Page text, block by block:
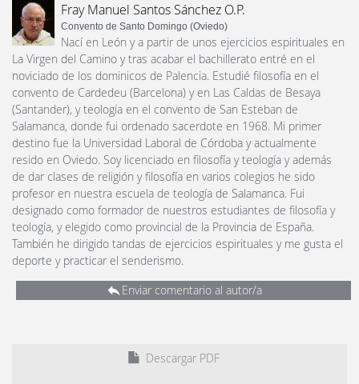
Fray Manuel Santos Sánchez O.P.
Convento de Santo Domingo (Oviedo)
Nací en León y a partir de unos ejercicios espirituales en
La Virgen del Camino y tras acabar el bachillerato entré en el
noviciado de los dominicos de Palencia. Estudié filosofía en el
convento de Cardedeu (Barcelona) y en Las Caldas de Besaya
(Santander), y teología en el convento de San Esteban de
Salamanca, donde fui ordenado sacerdote en 1968. Mi primer
destino fue la Universidad Laboral de Córdoba y actualmente
resido en Oviedo. Soy licenciado en filosofía y teología y además
de dar clases de religión y filosofía en varios colegios he sido
profesor en nuestra escuela de teología de Salamanca. Fui
designado como formador de nuestros estudiantes de filosofía y
teología, y elegido como provincial de la Provincia de España.
También he dirigido tandas de ejercicios espirituales y me gusta el
deporte y practicar el senderismo.
Enviar comentario al autor/a
Descargar PDF